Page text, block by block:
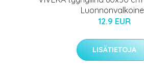
12.9 EUR
LISÄTIETOJA